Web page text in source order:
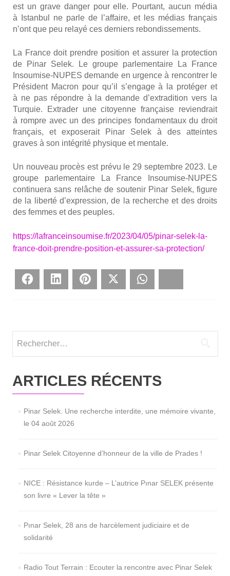
est un grave dan­ger pour elle. Pour­tant, aucun média
à Istan­bul ne parle de l’affaire, et les médias fran­çais
n’ont que peu relayé ces der­niers rebon­dis­se­ments.
La France doit prendre posi­tion et assu­rer la pro­tec­tion
de Pinar Selek. Le groupe par­le­men­taire La France
Insou­mise-NUPES demande en urgence à ren­con­trer le
Pré­sident Macron pour qu’il s’engage à la pro­té­ger et
à ne pas répondre à la demande d’extradition vers la
Tur­quie. Extra­der une citoyenne fran­çaise revien­drait
à rompre avec un des prin­cipes fon­da­men­taux du droit
fran­çais, et expo­se­rait Pinar Selek à des atteintes
graves à son inté­gri­té phy­sique et men­tale.
Un nou­veau pro­cès est pré­vu le 29 sep­tembre 2023. Le
groupe par­le­men­taire La France Insou­mise-NUPES
conti­nue­ra sans relâche de sou­te­nir Pinar Selek, figure
de la liber­té d’expression, de la recherche et des droits
des femmes et des peuples.
https://lafranceinsoumise.fr/2023/04/05/pinar-selek-la-
france-doit-prendre-position-et-assurer-sa-protection/
Face­bookLin­ke­dIn Pin­te­rest Twit­ter
ARTICLES RÉCENTS
Pinar Selek. Une recherche interdite, une mémoire vivante,
le 04 août 2026
Pinar Selek Citoyenne d’honneur de la ville de Prades !
NICE : Résistance kurde – L’autrice Pınar SELEK présente
son livre « Lever la tête »
Pınar Selek, 28 ans de harcèlement judiciaire et de
solidarité
Radio Tout Terrain : Ecouter la rencontre avec Pinar Selek